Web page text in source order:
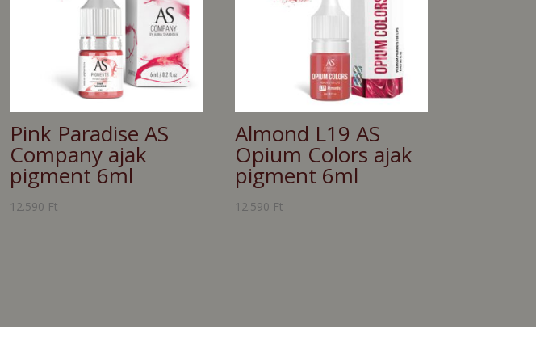
Pink Paradise AS
Company ajak
pigment 6ml
12.590 Ft
Almond L19 AS
Opium Colors ajak
pigment 6ml
12.590 Ft